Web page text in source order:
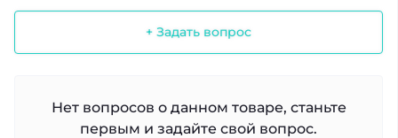
+ Задать вопрос
Нет вопросов о данном товаре, станьте
первым и задайте свой вопрос.